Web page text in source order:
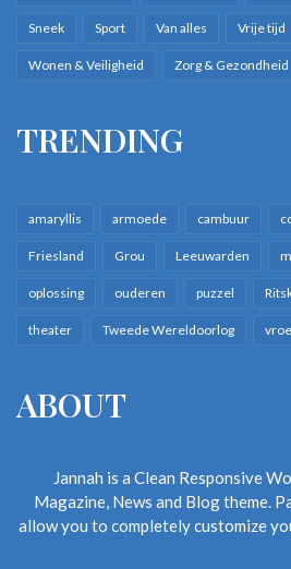
Sneek Sport Van alles Vrije tijd
Wonen & Veiligheid Zorg & Gezondheid
TRENDING
amaryllis armoede cambuur
Friesland Grou Leeuwarden
oplossing ouderen puzzel
theater Tweede Wereldoorlog
ABOUT
Jannah is a Clean Responsive
Magazine, News and Blog theme.
allow you to completely customize